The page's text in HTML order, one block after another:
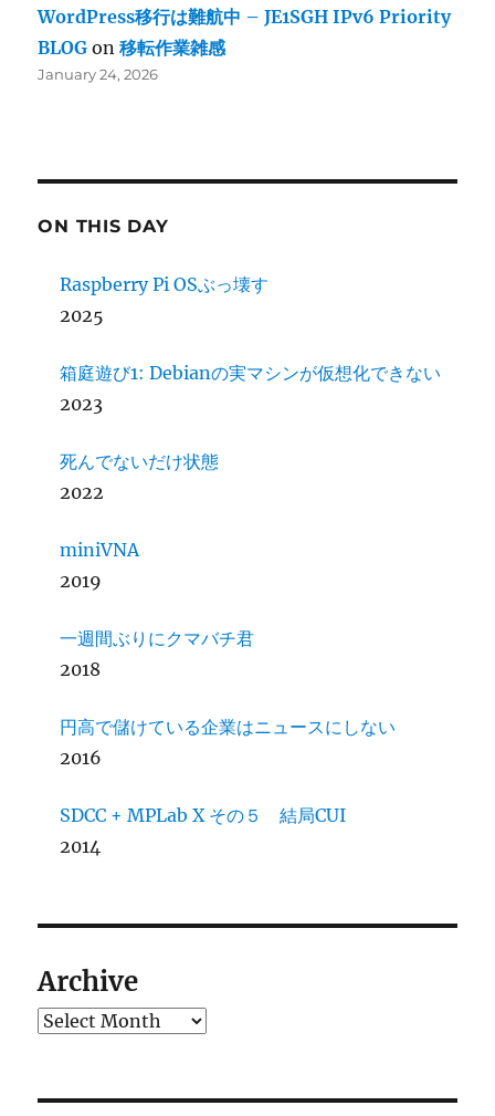
WordPress移行は難航中 – JE1SGH IPv6 Priority
BLOG on移転作業雑感
January 24, 2026
ON THIS DAY
Raspberry Pi OSぶっ壊す
2025
箱庭遊び1: Debianの実マシンが仮想化できない
2023
死んでないだけ状態
2022
miniVNA
2019
一週間ぶりにクマバチ君
2018
円高で儲けている企業はニュースにしない
2016
SDCC + MPLab X その５ 結局CUI
2014
Archive
Archives